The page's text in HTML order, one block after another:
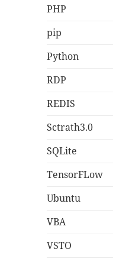
PHP
pip
Python
RDP
REDIS
Sctrath3.0
SQLite
TensorFLow
Ubuntu
VBA
VSTO